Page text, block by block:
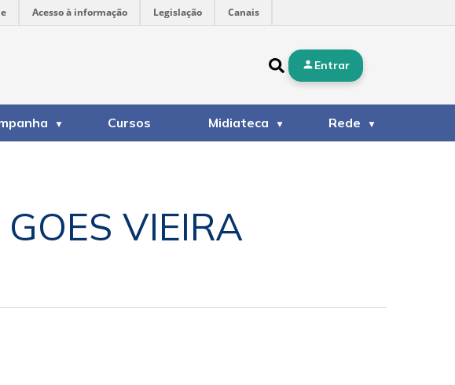
Acesso à informação Legislação Canais
Entrar
Cursos Midiateca Rede
VIEIRA